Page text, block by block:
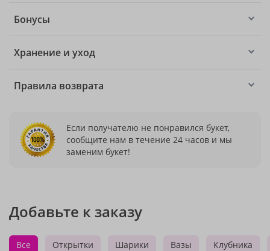
Бонусы
Хранение и уход
Правила возврата
Если получателю не понравился букет,
сообщите нам в течение 24 часов и мы
заменим букет!
Добавьте к заказу
Все Открытки Шарики Вазы Клубника